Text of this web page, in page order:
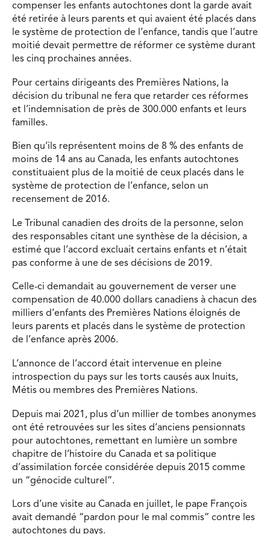
compenser les enfants autochtones dont la garde avait
été retirée à leurs parents et qui avaient été placés dans
le système de protection de l’enfance, tandis que l’autre
moitié devait permettre de réformer ce système durant
les cinq prochaines années.
Pour certains dirigeants des Premières Nations, la
décision du tribunal ne fera que retarder ces réformes
et l’indemnisation de près de 300.000 enfants et leurs
familles.
Bien qu’ils représentent moins de 8 % des enfants de
moins de 14 ans au Canada, les enfants autochtones
constituaient plus de la moitié de ceux placés dans le
système de protection de l’enfance, selon un
recensement de 2016.
Le Tribunal canadien des droits de la personne, selon
des responsables citant une synthèse de la décision, a
estimé que l’accord excluait certains enfants et n’était
pas conforme à une de ses décisions de 2019.
Celle-ci demandait au gouvernement de verser une
compensation de 40.000 dollars canadiens à chacun des
milliers d’enfants des Premières Nations éloignés de
leurs parents et placés dans le système de protection
de l’enfance après 2006.
L’annonce de l’accord était intervenue en pleine
introspection du pays sur les torts causés aux Inuits,
Métis ou membres des Premières Nations.
Depuis mai 2021, plus d’un millier de tombes anonymes
ont été retrouvées sur les sites d’anciens pensionnats
pour autochtones, remettant en lumière un sombre
chapitre de l’histoire du Canada et sa politique
d’assimilation forcée considérée depuis 2015 comme
un “génocide culturel”.
Lors d’une visite au Canada en juillet, le pape François
avait demandé “pardon pour le mal commis” contre les
autochtones du pays.